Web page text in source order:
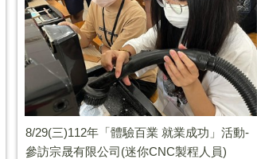
8/29(三)112年「體驗百業 就業成功」活動-
參訪宗晟有限公司(迷你CNC製程人員)